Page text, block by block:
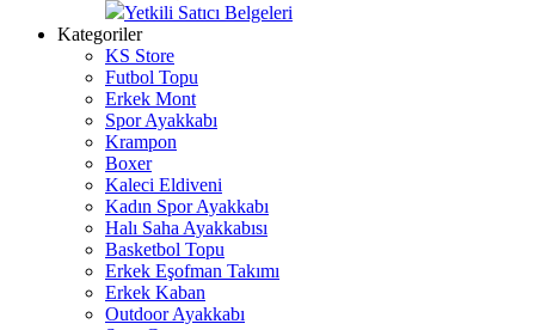
Yetkili Satıcı Belgeleri
Kategoriler
KS Store
Futbol Topu
Erkek Mont
Spor Ayakkabı
Krampon
Boxer
Kaleci Eldiveni
Kadın Spor Ayakkabı
Halı Saha Ayakkabısı
Basketbol Topu
Erkek Eşofman Takımı
Erkek Kaban
Outdoor Ayakkabı